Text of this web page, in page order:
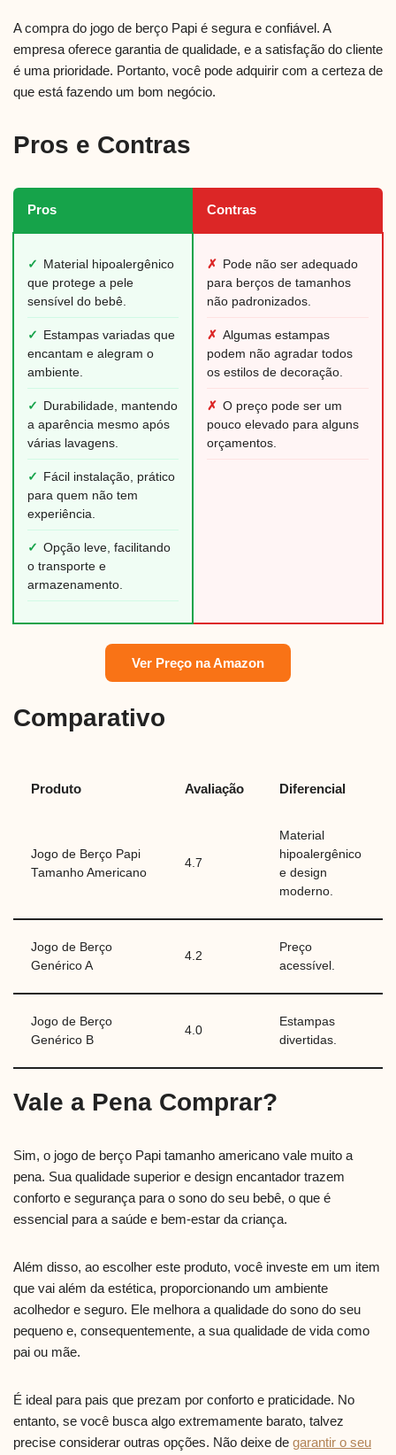
A compra do jogo de berço Papi é segura e confiável. A
empresa oferece garantia de qualidade, e a satisfação do cliente
é uma prioridade. Portanto, você pode adquirir com a certeza de
que está fazendo um bom negócio.
Pros e Contras
Pros Contras
✓
Material hipoalergênico
que protege a pele
sensível do bebê.
✓
Estampas variadas que
encantam e alegram o
ambiente.
✓
Durabilidade, mantendo
a aparência mesmo após
várias lavagens.
✓
Fácil instalação, prático
para quem não tem
experiência.
✓ Opção leve, facilitando
o transporte e
armazenamento.
✗ Pode não ser adequado
para berços de tamanhos
não padronizados.
✗ Algumas estampas
podem não agradar todos
os estilos de decoração.
✗ O preço pode ser um
pouco elevado para alguns
orçamentos.
Ver Preço na Amazon
Comparativo
Produto Avaliação Diferencial
Jogo de Berço Papi
Tamanho Americano
4.7
Material
hipoalergênico
e design
moderno.
Jogo de Berço
Genérico A
4.2
Preço
acessível.
Jogo de Berço
Genérico B
4.0
Estampas
divertidas.
Vale a Pena Comprar?
Sim, o jogo de berço Papi tamanho americano vale muito a
pena. Sua qualidade superior e design encantador trazem
conforto e segurança para o sono do seu bebê, o que é
essencial para a saúde e bem-estar da criança.
Além disso, ao escolher este produto, você investe em um item
que vai além da estética, proporcionando um ambiente
acolhedor e seguro. Ele melhora a qualidade do sono do seu
pequeno e, consequentemente, a sua qualidade de vida como
pai ou mãe.
É ideal para pais que prezam por conforto e praticidade. No
entanto, se você busca algo extremamente barato, talvez
precise considerar outras opções. Não deixe de garantir o seu